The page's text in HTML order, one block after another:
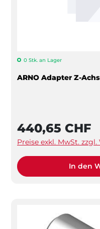
0 Stk. an Lager
ARNO Adapter Z-
440,65 CHF
Preise exkl. MwSt.
In den